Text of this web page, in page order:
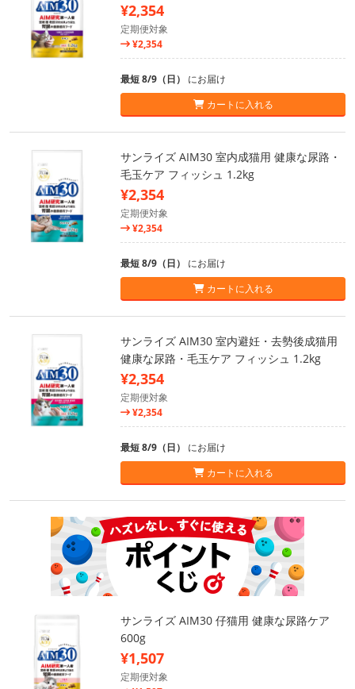
¥2,354
定期便対象
¥2,354
最短 8/9（日） にお届け
カートに入れる
サンライズ AIM30 室内成猫用 健康な尿路・
毛玉ケア フィッシュ 1.2kg
¥2,354
定期便対象
¥2,354
最短 8/9（日） にお届け
カートに入れる
サンライズ AIM30 室内避妊・去勢後成猫用
健康な尿路・毛玉ケア フィッシュ 1.2kg
¥2,354
定期便対象
¥2,354
最短 8/9（日） にお届け
カートに入れる
サンライズ AIM30 仔猫用 健康な尿路ケア
600g
¥1,507
定期便対象